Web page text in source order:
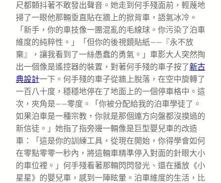
尺都顫抖著不敢發出聲音。她走到何手殘面前，輕蔑地
掃了一眼他那輛垂直貼在牆上的掀背車，語氣冰冷。
「新手，你的車技像一團混亂的毛線球。你污染了泊車
維度的純粹性。」「但你的後視鏡貼紙——『永不放
棄』，讓我看到了一絲愚蠢的勇氣。」車影大人突然掏
出一個像是遙控器的裝置，對著何手殘的車子按了新古
典設計一下。何手殘的車子從牆上脫落，在空中旋轉了
一百八十度，穩穩地停在了地面上的一個停車格中。這
次，夾角是——零度。「你被分配給我的泊車學徒了。
如果泊車是一種宗教，你就是那個連方向盤都沒摸過的
新信徒。」她指了指旁邊一輛像是巨型嬰兒車的改造
車：「這是你的訓練工具，從現在開始，你得學會如何
在零點零零一秒內，將這輛車精準停入對面的針眼大小
的車位裡。」何手殘看著那輛閃閃發光、還在播放《小
星星》的嬰兒車，感到一陣眩暈。泊車維度的生活，比